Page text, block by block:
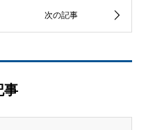
事